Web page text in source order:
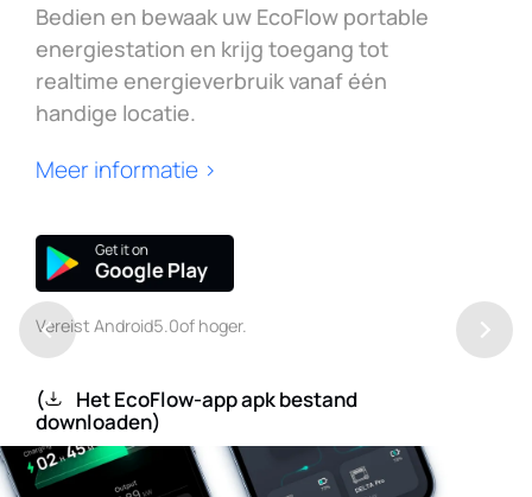
Bedien en bewaak uw EcoFlow portable
energiestation en krijg toegang tot
realtime energieverbruik vanaf één
handige locatie.
Meer informatie>
Vereist Android5.0of hoger.
(
Het EcoFlow-app apk bestand
downloaden)